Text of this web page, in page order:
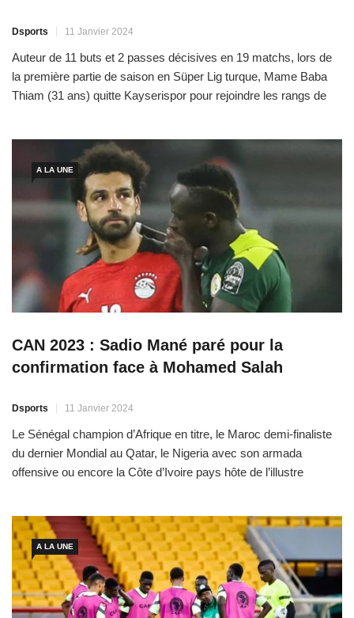
Dsports 11 Janvier 2024
Auteur de 11 buts et 2 passes décisives en 19 matchs, lors de
la première partie de saison en Süper Lig turque, Mame Baba
Thiam (31 ans) quitte Kayserispor pour rejoindre les rangs de
ou encore Zulte Waregem. Après une époustouflante première
partie de […]
A LA UNE
CAN 2023 : Sadio Mané paré pour la
confirmation face à Mohamed Salah
Dsports 11 Janvier 2024
Le Sénégal champion d’Afrique en titre, le Maroc demi-finaliste
du dernier Mondial au Qatar, le Nigeria avec son armada
offensive ou encore la Côte d’Ivoire pays hôte de l’illustre
Sadio Mané devraient encore cristalliser les
A LA UNE